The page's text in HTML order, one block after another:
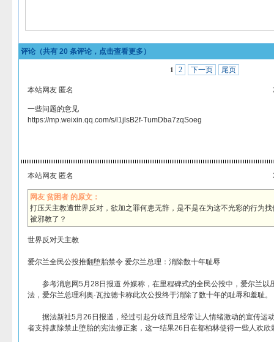
评论（共有 20 条评论，点击查看更多）
1 2 下一页 尾页
本站网友 匿名
一些问题的意见
https://mp.weixin.qq.com/s/l1jlsB2f-TumDba7zqSoeg
本站网友 匿名
网友 贫困者 的原文：
打压天主教遭世界反对，欲加之罪何患无辞，是不是在为这不光彩的行为
被邪教了？
世界反对天主教
爱尔兰全民公投推翻堕胎禁令 爱尔兰总理：消除数十年耻辱
参考消息网5月28日报道 外媒称，在里程碑式的全民公投中，爱尔兰以
法，爱尔兰总理利奥·瓦拉德卡称此次公投终于消除了数十年的耻辱和羞耻。
据法新社5月26日报道，经过引起分歧而且经常让人情绪激动的宣传运
者支持废除禁止堕胎的宪法修正案，这一结果26日在都柏林使得一些人欢欣